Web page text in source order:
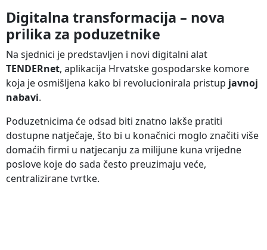
Digitalna transformacija – nova
prilika za poduzetnike
Na sjednici je predstavljen i novi digitalni alat
TENDERnet, aplikacija Hrvatske gospodarske komore
koja je osmišljena kako bi revolucionirala pristup javnoj
nabavi.
Poduzetnicima će odsad biti znatno lakše pratiti
dostupne natječaje, što bi u konačnici moglo značiti više
domaćih firmi u natjecanju za milijune kuna vrijedne
poslove koje do sada često preuzimaju veće,
centralizirane tvrtke.